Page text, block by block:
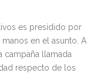
es presidido por
en el asunto. A
campaña llamada
respecto de los